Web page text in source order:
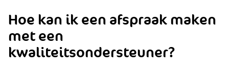
Hoe kan ik een afspraak maken
met een
kwaliteitsondersteuner?